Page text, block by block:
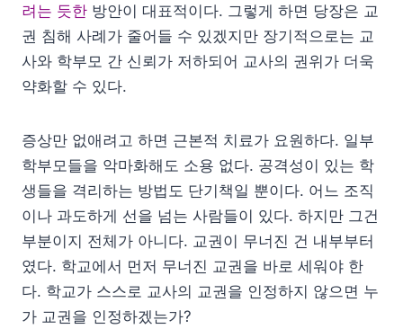
려는 듯한 방안이 대표적이다. 그렇게 하면 당장은 교
권 침해 사례가 줄어들 수 있겠지만 장기적으로는 교
사와 학부모 간 신뢰가 저하되어 교사의 권위가 더욱
약화할 수 있다.
증상만 없애려고 하면 근본적 치료가 요원하다. 일부
학부모들을 악마화해도 소용 없다. 공격성이 있는 학
생들을 격리하는 방법도 단기책일 뿐이다. 어느 조직
이나 과도하게 선을 넘는 사람들이 있다. 하지만 그건
부분이지 전체가 아니다. 교권이 무너진 건 내부부터
였다. 학교에서 먼저 무너진 교권을 바로 세워야 한
다. 학교가 스스로 교사의 교권을 인정하지 않으면 누
가 교권을 인정하겠는가?